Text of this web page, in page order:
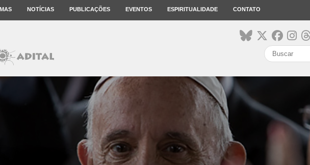
NOTÍCIAS PUBLICAÇÕES EVENTOS ESPIRITUALIDADE CONTATO